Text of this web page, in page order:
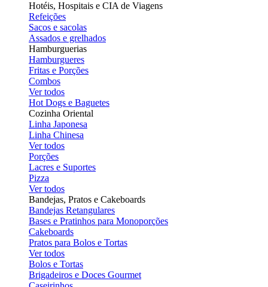
Hotéis, Hospitais e CIA de Viagens
Refeições
Sacos e sacolas
Assados e grelhados
Hamburguerias
Hamburgueres
Fritas e Porções
Combos
Ver todos
Hot Dogs e Baguetes
Cozinha Oriental
Linha Japonesa
Linha Chinesa
Ver todos
Porções
Lacres e Suportes
Pizza
Ver todos
Bandejas, Pratos e Cakeboards
Bandejas Retangulares
Bases e Pratinhos para Monoporções
Cakeboards
Pratos para Bolos e Tortas
Ver todos
Bolos e Tortas
Brigadeiros e Doces Gourmet